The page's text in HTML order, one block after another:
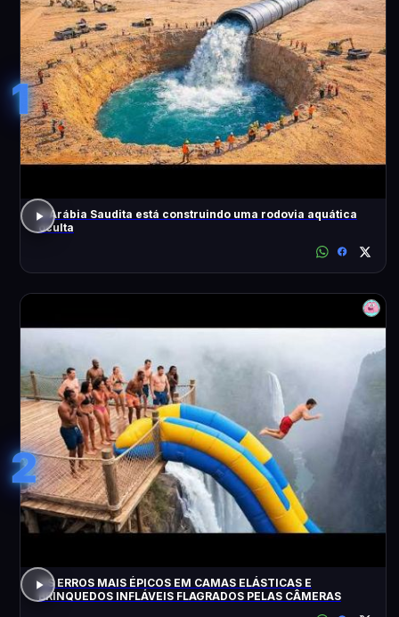
1
A Arábia Saudita está construindo uma rodovia aquática
oculta
2
OS ERROS MAIS ÉPICOS EM CAMAS ELÁSTICAS E
BRINQUEDOS INFLÁVEIS FLAGRADOS PELAS CÂMERAS